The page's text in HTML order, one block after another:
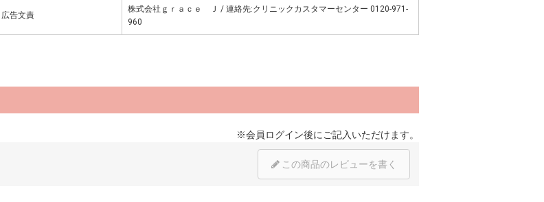
広告文責
株式会社ｇｒａｃｅ Ｊ / 連絡先:クリニックカスタマーセンター 0120-971-
960
※会員ログイン後にご記入いただけます。
この商品のレビューを書く